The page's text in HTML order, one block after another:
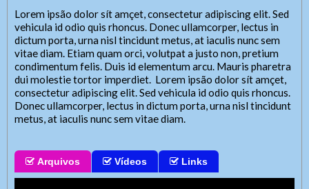
Lorem ipsão dolor sít amçet, consectetur adipiscing elit. Sed
vehicula id odio quis rhoncus. Donec ullamcorper, lectus in
dictum porta, urna nisl tincidunt metus, at iaculis nunc sem
vitae diam. Etiam quam orci, volutpat a justo non, pretium
condimentum felis. Duis id elementum arcu. Mauris pharetra
dui molestie tortor imperdiet. Lorem ipsão dolor sít amçet,
consectetur adipiscing elit. Sed vehicula id odio quis rhoncus.
Donec ullamcorper, lectus in dictum porta, urna nisl tincidunt
metus, at iaculis nunc sem vitae diam.
Arquivos Vídeos Links